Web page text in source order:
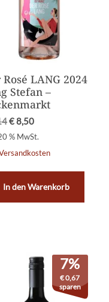
LANG 2024
Stefan –
€8,50
% MwSt.
In den Warenkorb
7%
€0,67
sparen